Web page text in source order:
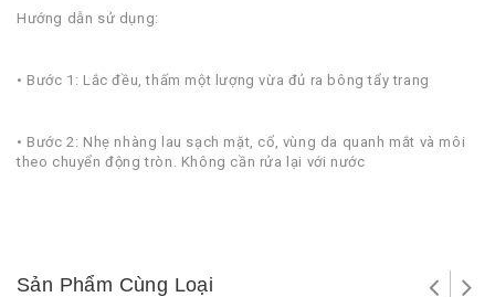
Hướng dẫn sử dụng:
• Bước 1: Lắc đều, thấm một lượng vừa đủ ra bông tẩy trang
• Bước 2: Nhẹ nhàng lau sạch mặt, cổ, vùng da quanh mắt và môi
theo chuyển động tròn. Không cần rửa lại với nước
Sản Phẩm Cùng Loại